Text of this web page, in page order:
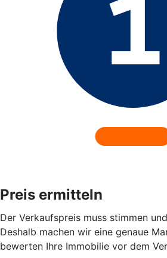
Preis ermitteln
Der Verkaufspreis muss stimmen
Deshalb machen wir eine genaue
bewerten Ihre Immobilie vor dem